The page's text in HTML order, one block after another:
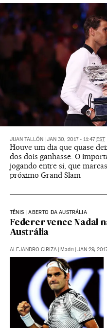
JUAN TALLÓN JAN 30, 2017 - 11:47 EST
Houve um dia que quase
dos dois ganhasse. O
jogando entre si, que
próximo Grand Slam
TÊNIS | ABERTO DA AUSTRÁLIA
Federer vence Nadal
Austrália
ALEJANDRO CIRIZA Madri JAN 29,